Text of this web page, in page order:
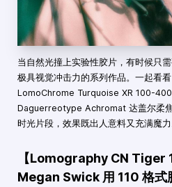
当自然光撞上实验性胶片，有时候只
极具视觉冲击力的系列作品。一起看
LomoChrome Turquoise XR 100-
Daguerreotype Achromat 达盖尔柔
时光片段，效果既出人意料又充满魔力
【Lomography CN Tiger
Megan Swick 用 110 格式